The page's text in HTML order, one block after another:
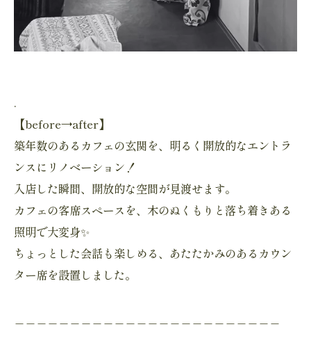
.
【before→after】
築年数のあるカフェの玄関を、明るく開放的なエントラ
ンスにリノベーション！
入店した瞬間、開放的な空間が見渡せます。
カフェの客席スペースを、木のぬくもりと落ち着きある
照明で大変身✨
ちょっとした会話も楽しめる、あたたかみのあるカウン
ター席を設置しました。